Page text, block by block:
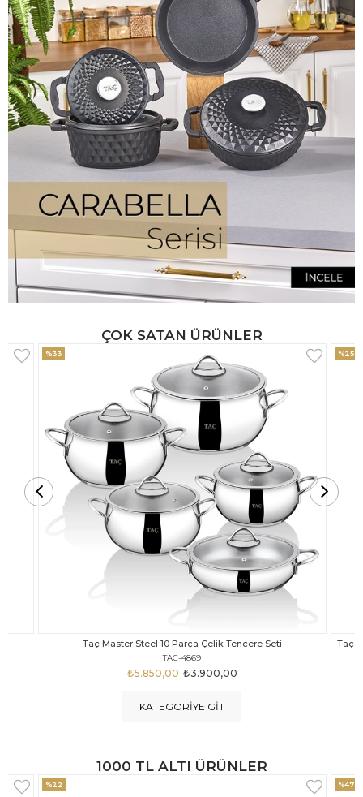
ÇOK SATAN ÜRÜNLER
Taç Carabella Döküm Cam Kapak 7 Parça Tencere Seti Siyah
TAC-3817
₺3.250,00
₺4.350,00
%25 %33
KATEGORIYE GIT
1000 TL ALTI ÜRÜNLER
%47 %18